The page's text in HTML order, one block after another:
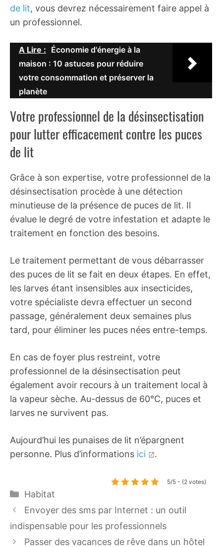
de lit, vous devrez nécessairement faire appel à
un professionnel.
A Lire : Économie d'énergie à la
maison : 10 astuces pour réduire
votre consommation et préserver la
planète
Votre professionnel de la désinsectisation
pour lutter efficacement contre les puces
de lit
Grâce à son expertise, votre professionnel de la
désinsectisation procède à une détection
minutieuse de la présence de puces de lit. Il
évalue le degré de votre infestation et adapte le
traitement en fonction des besoins.
Le traitement permettant de vous débarrasser
des puces de lit se fait en deux étapes. En effet,
les larves étant insensibles aux insecticides,
votre spécialiste devra effectuer un second
passage, généralement deux semaines plus
tard, pour éliminer les puces nées entre-temps.
En cas de foyer plus restreint, votre
professionnel de la désinsectisation peut
également avoir recours à un traitement local à
la vapeur sèche. Au-dessus de 60°C, puces et
larves ne survivent pas.
Aujourd’hui les punaises de lit n’épargnent
personne. Plus d’informations ici .
5/5 - (2 votes)
Catégories
Habitat
Envoyer des sms par Internet : un outil
indispensable pour les professionnels
Passer des vacances de rêve dans un hôtel